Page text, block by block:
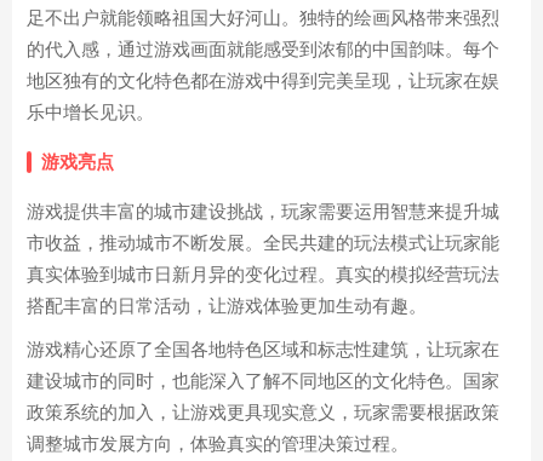
足不出户就能领略祖国大好河山。独特的绘画风格带来强烈
的代入感，通过游戏画面就能感受到浓郁的中国韵味。每个
地区独有的文化特色都在游戏中得到完美呈现，让玩家在娱
乐中增长见识。
游戏亮点
游戏提供丰富的城市建设挑战，玩家需要运用智慧来提升城
市收益，推动城市不断发展。全民共建的玩法模式让玩家能
真实体验到城市日新月异的变化过程。真实的模拟经营玩法
搭配丰富的日常活动，让游戏体验更加生动有趣。
游戏精心还原了全国各地特色区域和标志性建筑，让玩家在
建设城市的同时，也能深入了解不同地区的文化特色。国家
政策系统的加入，让游戏更具现实意义，玩家需要根据政策
调整城市发展方向，体验真实的管理决策过程。